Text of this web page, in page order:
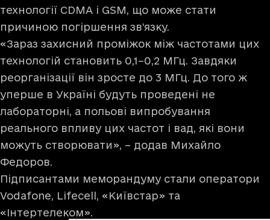
технології CDMA і GSM, що може стати
причиною погіршення зв’язку.
«Зараз захисний проміжок між частотами цих
технологій становить 0,1–0,2 МГц. Завдяки
реорганізації він зросте до 3 МГц. До того ж
уперше в Україні будуть проведені не
лабораторні, а польові випробування
реального впливу цих частот і вад, які вони
можуть створювати», – додав Михайло
Федоров.
Підписантами меморандуму стали оператори
Vodafone, Lifecell, «Київстар» та
«Інтертелеком».